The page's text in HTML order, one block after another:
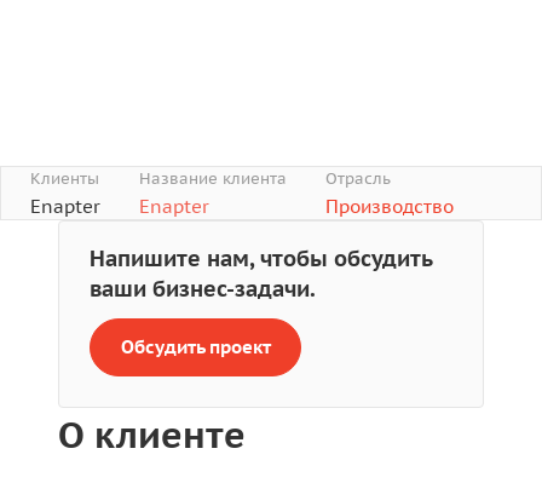
Клиенты
Enapter
Название клиента
Enapter
Отрасль
Производство
Напишите нам, чтобы обсудить
ваши бизнес-задачи.
Обсудить проект
О клиенте